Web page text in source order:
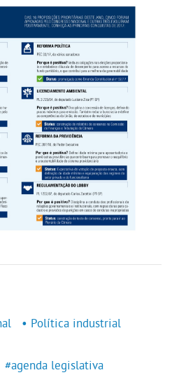
• Política industrial
#agenda legislativa